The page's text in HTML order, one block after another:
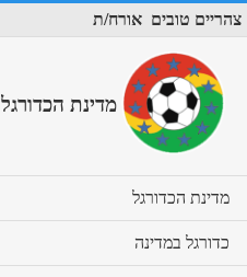
צהריים טובים אורח/ת
מדינת הכדורגל
מדינת הכדורגל
to
כדורגל במדינה
to